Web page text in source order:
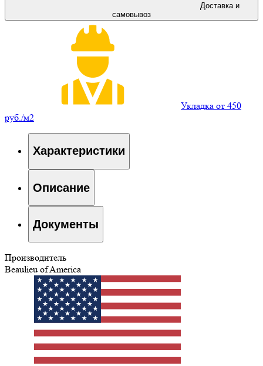
Доставка и
самовывоз
Укладка от 450
руб./м2
Характеристики
Описание
Документы
Производитель
Beaulieu of America